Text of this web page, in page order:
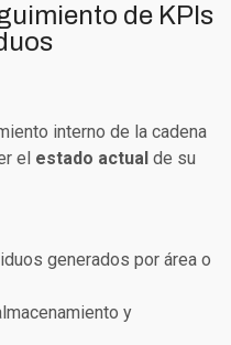
de KPIs
interno de la cadena
el estado actual de su
generados por área o
y